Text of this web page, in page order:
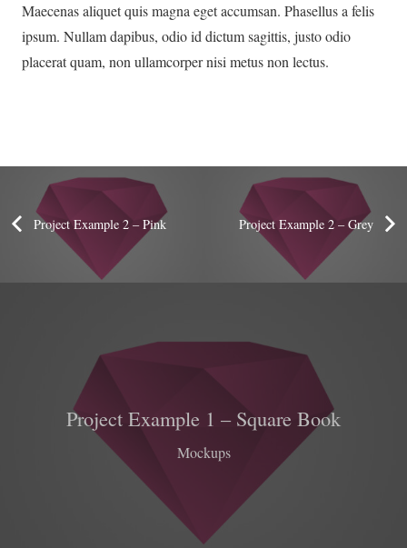
Maecenas aliquet quis magna eget accumsan. Phasellus a felis
ipsum. Nullam dapibus, odio id dictum sagittis, justo odio
placerat quam, non ullamcorper nisi metus non lectus.
Project Example 2 – Pink Project Example 2 – Grey
Project Example 1 – Square Book
Mockups